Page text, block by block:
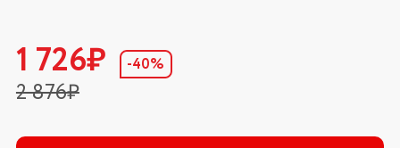
1 726₽
2 876₽
-40%